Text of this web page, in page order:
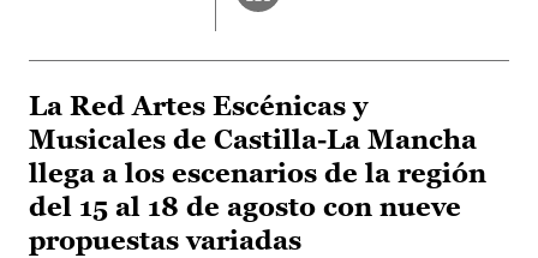
La Red Artes Escénicas y
Musicales de Castilla-La Mancha
llega a los escenarios de la región
del 15 al 18 de agosto con nueve
propuestas variadas